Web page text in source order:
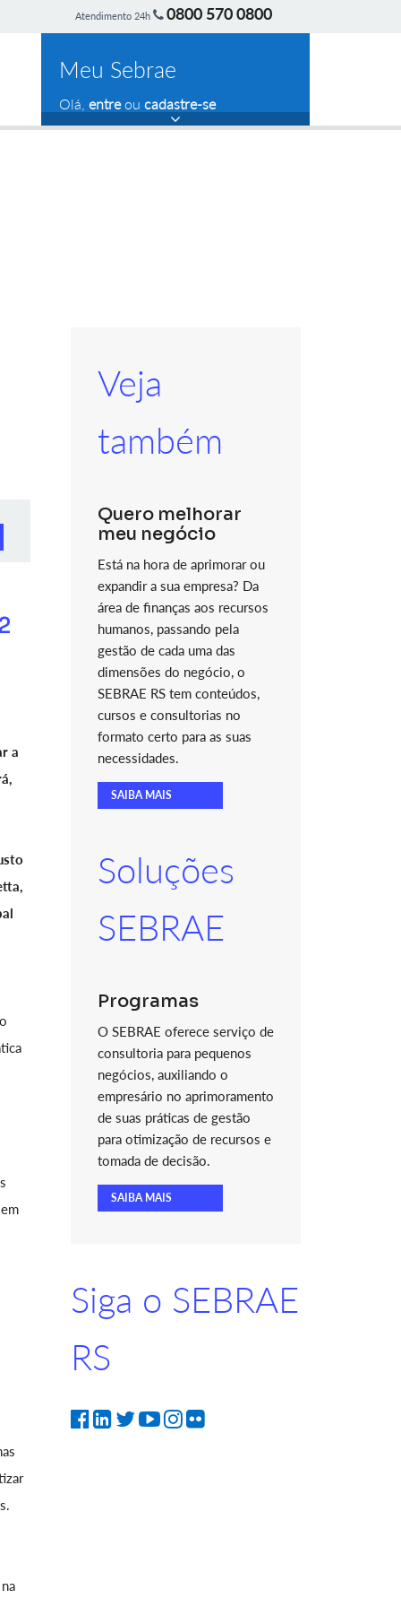
Atendimento 24h 0800 570 0800
Meu Sebrae
Olá, entreou cadastre-se
a
Veja
também
Quero melhorar
meu negócio
Está na hora de aprimorar ou
expandir a sua empresa? Da
área de finanças aos recursos
humanos, passando pela
gestão de cada uma das
dimensões do negócio, o
SEBRAE RS tem conteúdos,
cursos e consultorias no
formato certo para as suas
necessidades.
SAIBA MAIS
Soluções
SEBRAE
Programas
O SEBRAE oferece serviço de
consultoria para pequenos
negócios, auxiliando o
empresário no aprimoramento
de suas práticas de gestão
para otimização de recursos e
tomada de decisão.
SAIBA MAIS
Siga o SEBRAE
RS